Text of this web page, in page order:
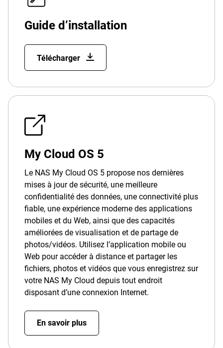
Guide d’installation
Télécharger
My Cloud OS 5
Le NAS My Cloud OS 5 propose nos dernières
mises à jour de sécurité, une meilleure
confidentialité des données, une connectivité plus
fiable, une expérience moderne des applications
mobiles et du Web, ainsi que des capacités
améliorées de visualisation et de partage de
photos/vidéos. Utilisez l’application mobile ou
Web pour accéder à distance et partager les
fichiers, photos et vidéos que vous enregistrez sur
votre NAS My Cloud depuis tout endroit
disposant d’une connexion Internet.
En savoir plus